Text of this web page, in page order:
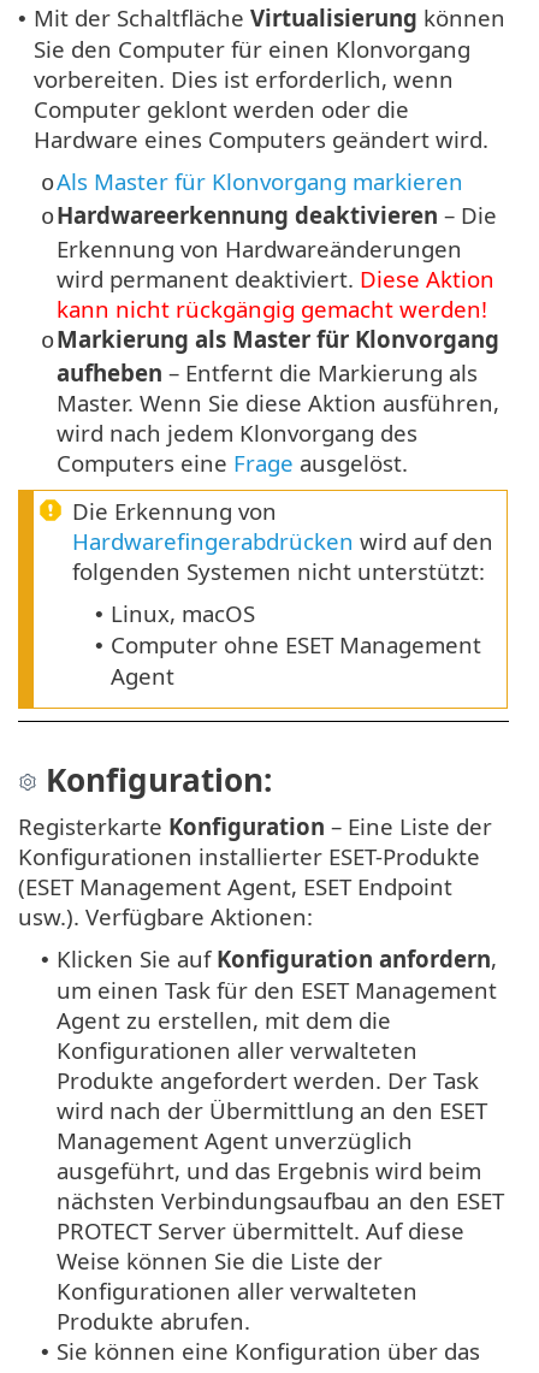
• Mit der Schaltfläche Virtualisierung können
Sie den Computer für einen Klonvorgang
vorbereiten. Dies ist erforderlich, wenn
Computer geklont werden oder die
Hardware eines Computers geändert wird.
oAls Master für Klonvorgang markieren
oHardwareerkennung deaktivieren – Die
Erkennung von Hardwareänderungen
wird permanent deaktiviert. Diese Aktion
kann nicht rückgängig gemacht werden!
oMarkierung als Master für Klonvorgang
aufheben – Entfernt die Markierung als
Master. Wenn Sie diese Aktion ausführen,
wird nach jedem Klonvorgang des
Computers eine Frage ausgelöst.
Die Erkennung von
Hardwarefingerabdrücken wird auf den
folgenden Systemen nicht unterstützt:
• Linux, macOS
• Computer ohne ESET Management
Agent
Konfiguration:
Registerkarte Konfiguration – Eine Liste der
Konfigurationen installierter ESET-Produkte
(ESET Management Agent, ESET Endpoint
usw.). Verfügbare Aktionen:
• Klicken Sie auf Konfiguration anfordern,
um einen Task für den ESET Management
Agent zu erstellen, mit dem die
Konfigurationen aller verwalteten
Produkte angefordert werden. Der Task
wird nach der Übermittlung an den ESET
Management Agent unverzüglich
ausgeführt, und das Ergebnis wird beim
nächsten Verbindungsaufbau an den ESET
PROTECT Server übermittelt. Auf diese
Weise können Sie die Liste der
Konfigurationen aller verwalteten
Produkte abrufen.
• Sie können eine Konfiguration über das